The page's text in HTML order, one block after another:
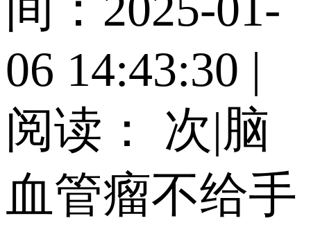
06 14:43:30 |
阅读： 次|脑
血管瘤不给手